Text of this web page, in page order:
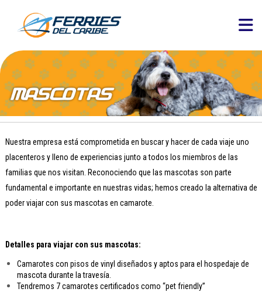
Nuestra empresa está comprometida en buscar y hacer de cada viaje uno
placenteros y lleno de experiencias junto a todos los miembros de las
familias que nos visitan. Reconociendo que las mascotas son parte
fundamental e importante en nuestras vidas; hemos creado la alternativa de
poder viajar con sus mascotas en camarote.
Detalles para viajar con sus mascotas:
Camarotes con pisos de vinyl diseñados y aptos para el hospedaje de
mascota durante la travesía.
Tendremos 7 camarotes certificados como “pet friendly”